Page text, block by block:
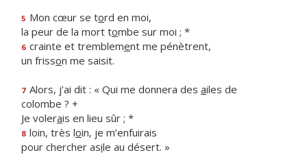
5 Mon cœur se tord en moi,
la peur de la mort tombe sur moi ; *
6 crainte et tremblement me pénètrent,
un frisson me saisit.
7 Alors, j’ai dit : « Qui me donnera des ailes de
colombe ? +
Je volerais en lieu sûr ; *
8 loin, très loin, je m’enfuirais
pour chercher asile au désert. »